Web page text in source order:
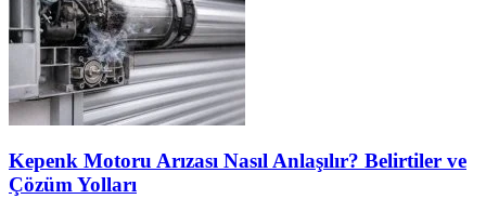
Kepenk Motoru Arızası Nasıl Anlaşılır? Belirtiler ve
Çözüm Yolları